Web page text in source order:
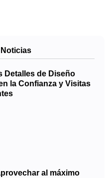
Detalles de Diseño
la Confianza y Visitas
al máximo